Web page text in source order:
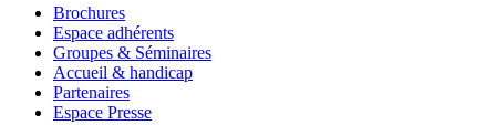
Brochures
Espace adhérents
Groupes & Séminaires
Accueil & handicap
Partenaires
Espace Presse